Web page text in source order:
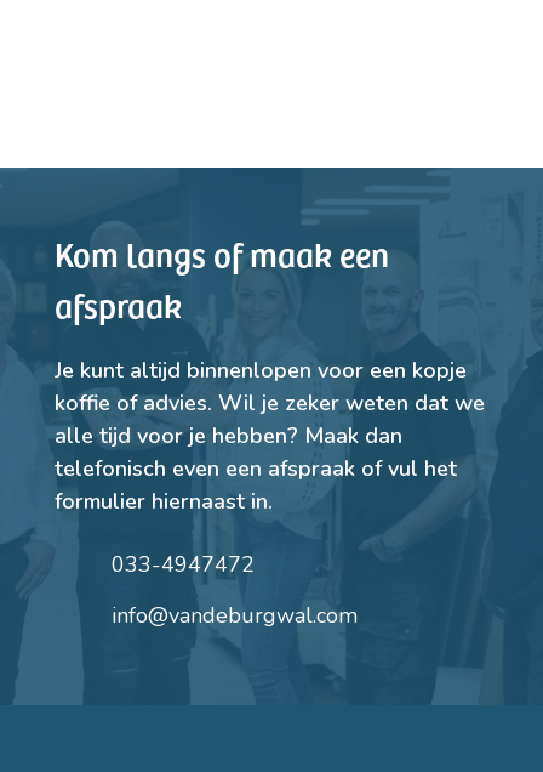
Kom langs of maak een
afspraak
Je kunt altijd binnenlopen voor een kopje
koffie of advies. Wil je zeker weten dat we
alle tijd voor je hebben? Maak dan
telefonisch even een afspraak of vul het
formulier hiernaast in.
033-4947472
info@vandeburgwal.com